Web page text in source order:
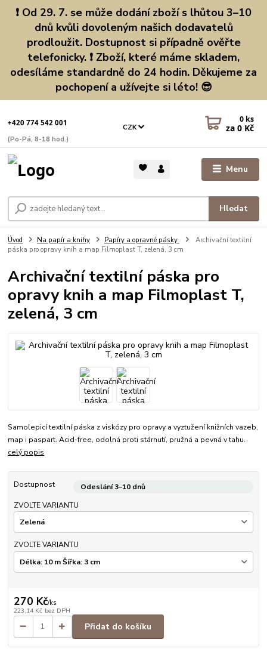
❗ Od 29. 7. se může dodání zboží s lhůtou 3–10
dnů kvůli dovoleným našich dodavatelů
prodloužit. Dostupnost si případně ověřte
telefonicky. ❗ Zboží, které máme skladem,
odesíláme standardně do 24 hodin. Děkujeme za
pochopení a užívejte si léto! 😎
Menu
CZK
Hledat
+420 774 542 001
(Po-Pá, 8-18 hod.)
0 ks
za 0 Kč
Úvod Na papír a knihy Papíry a opravné pásky
Archivační textilní
páska pro opravy knih a map Filmoplast T, zelená, 3 cm
Archivační textilní páska pro
opravy knih a map Filmoplast T,
zelená, 3 cm
Samolepicí textilní páska z viskózy pro opravy a vyztužení knižních vazeb,
map i paspart. Acid-free, odolná proti stárnutí, pružná a pevná v tahu.
celý popis
Dostupnost
Odeslání 3–10 dnů
ZVOLTE VARIANTU
ZVOLTE VARIANTU
270 Kč/ks
223,14 Kč bez DPH
Přidat do košíku